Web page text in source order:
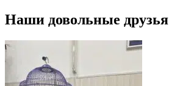
Наши довольные друзья